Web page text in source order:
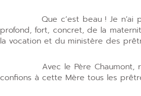
Que c’est beau ! Je n’ai pu
profond, fort, concret, de la
la vocation et du ministère des
Avec le Père Chaumont,
confions à cette Mère tous les